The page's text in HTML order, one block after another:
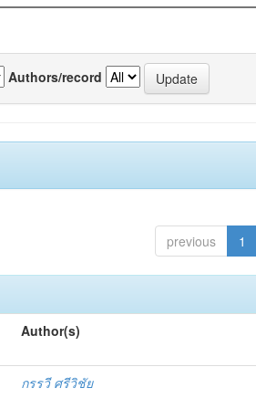
Authors/record
previous 1
Author(s)
กรรวี ศรีวิชัย